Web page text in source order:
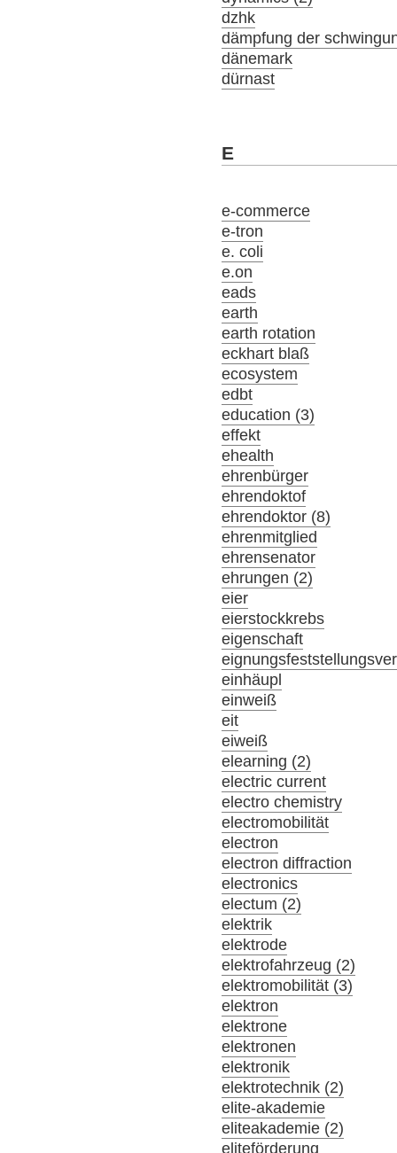
dzhk
dämpfung der
dänemark
dürnast
E
e-commerce
e-tron
e. coli
e.on
eads
earth
earth rotation
eckhart blaß
ecosystem
edbt
education (3)
effekt
ehealth
ehrenbürger
ehrendoktof
ehrendoktor (8)
ehrenmitglied
ehrensenator
ehrungen (2)
eier
eierstockkrebs
eigenschaft
einhäupl
einweiß
eit
eiweiß
elearning (2)
electric current
electro chemistry
electromobilität
electron
electron diffraction
electronics
electum (2)
elektrik
elektrode
elektrofahrzeug (2)
elektromobilität (3)
elektron
elektrone
elektronen
elektronik
elektrotechnik (2)
elite-akademie
eliteakademie (2)
eliteförderung